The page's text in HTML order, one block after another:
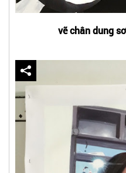
vẽ chân dung